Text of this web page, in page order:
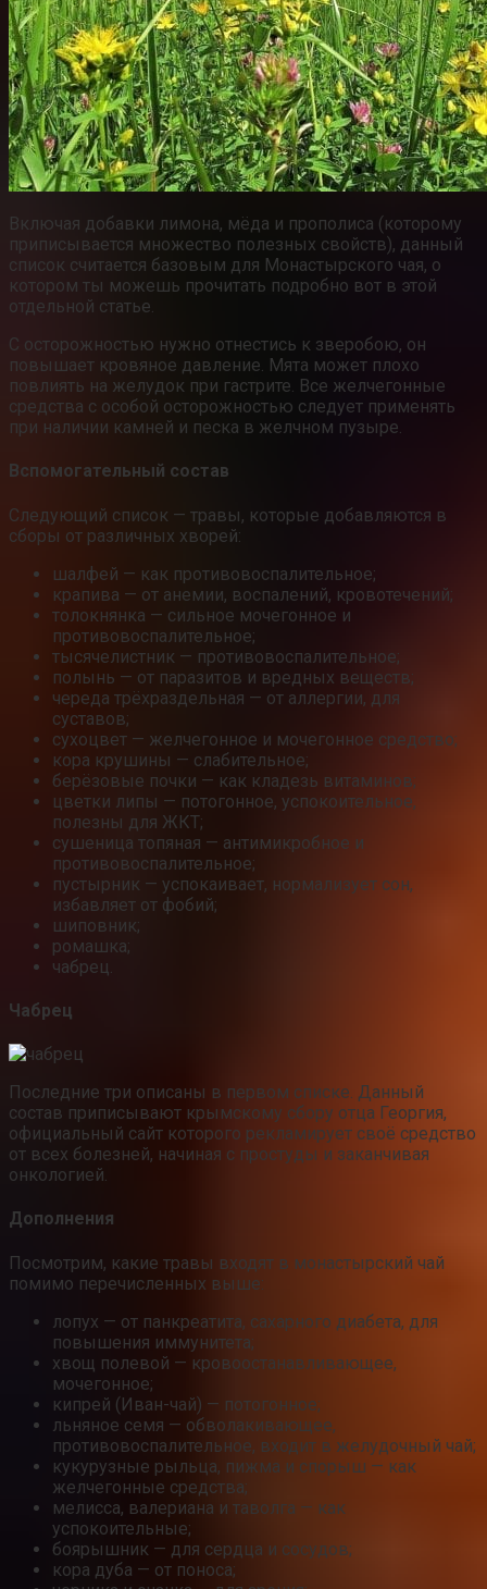
Включая добавки лимона, мёда и прополиса (которому
приписывается множество полезных свойств), данный
список считается базовым для Монастырского чая, о
котором ты можешь прочитать подробно вот в этой
отдельной статье.
С осторожностью нужно отнестись к зверобою, он
повышает кровяное давление. Мята может плохо
повлиять на желудок при гастрите. Все желчегонные
средства с особой осторожностью следует применять
при наличии камней и песка в желчном пузыре.
Вспомогательный состав
Следующий список — травы, которые добавляются в
сборы от различных хворей:
шалфей — как противовоспалительное;
крапива — от анемии, воспалений, кровотечений;
толокнянка — сильное мочегонное и
противовоспалительное;
тысячелистник — противовоспалительное;
полынь — от паразитов и вредных веществ;
череда трёхраздельная — от аллергии, для
суставов;
сухоцвет — желчегонное и мочегонное средство;
кора крушины — слабительное;
берёзовые почки — как кладезь витаминов;
цветки липы — потогонное, успокоительное,
полезны для ЖКТ;
сушеница топяная — антимикробное и
противовоспалительное;
пустырник — успокаивает, нормализует сон,
избавляет от фобий;
шиповник;
ромашка;
чабрец.
Чабрец
Последние три описаны в первом списке. Данный
состав приписывают крымскому сбору отца Георгия,
официальный сайт которого рекламирует своё средство
от всех болезней, начиная с простуды и заканчивая
онкологией.
Дополнения
Посмотрим, какие травы входят в монастырский чай
помимо перечисленных выше:
лопух — от панкреатита, сахарного диабета, для
повышения иммунитета;
хвощ полевой — кровоостанавливающее,
мочегонное;
кипрей (Иван-чай) — потогонное;
льняное семя — обволакивающее,
противовоспалительное, входит в желудочный чай;
кукурузные рыльца, пижма и спорыш — как
желчегонные средства;
мелисса, валериана и таволга — как
успокоительные;
боярышник — для сердца и сосудов;
кора дуба — от поноса;